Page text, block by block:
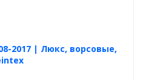
2017 | Люкс, ворсовые,